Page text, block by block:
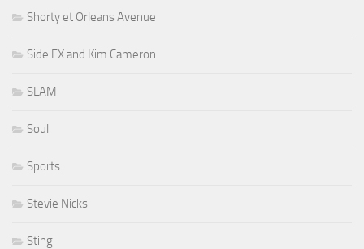
Shorty et Orleans Avenue
Side FX and Kim Cameron
SLAM
Soul
Sports
Stevie Nicks
Sting